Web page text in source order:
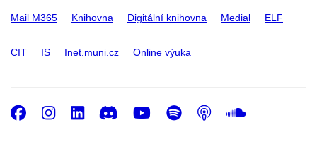
Mail M365 Knihovna Digitální knihovna Medial ELF
CIT IS Inet.muni.cz Online výuka
Facebook
Instagram
LinkedIn
DiscordYoutube
Spotify
Podcast